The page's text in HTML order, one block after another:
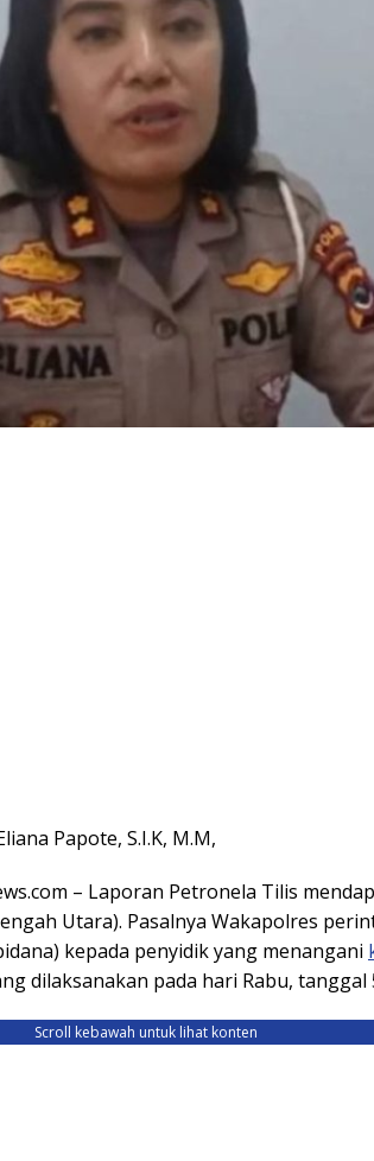
Papote, S.I.K, M.M,
– Laporan Petronela Tilis
Utara). Pasalnya Wakapolres
kepada penyidik yang menangani
dilaksanakan pada hari Rabu, tanggal
Scroll kebawah untuk lihat konten